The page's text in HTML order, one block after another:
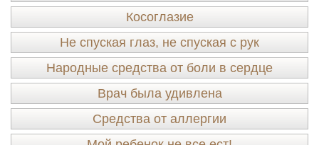
Косоглазие
Не спуская глаз, не спуская с рук
Народные средства от боли в сердце
Врач была удивлена
Средства от аллергии